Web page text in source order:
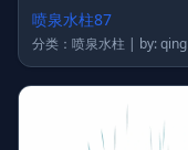
喷泉水柱87
分类：喷泉水柱 | by: qing